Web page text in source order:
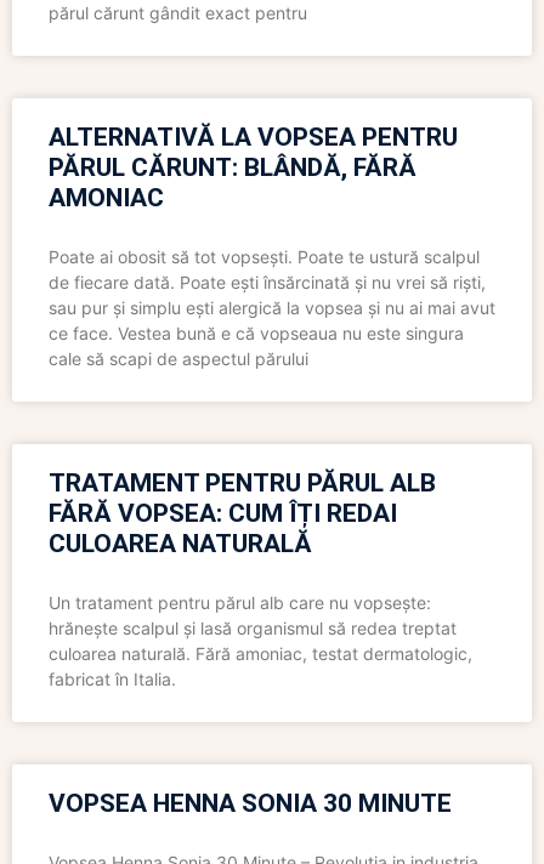
părul cărunt gândit exact pentru
ALTERNATIVĂ LA VOPSEA PENTRU
PĂRUL CĂRUNT: BLÂNDĂ, FĂRĂ
AMONIAC
Poate ai obosit să tot vopsești. Poate te ustură scalpul
de fiecare dată. Poate ești însărcinată și nu vrei să riști,
sau pur și simplu ești alergică la vopsea și nu ai mai avut
ce face. Vestea bună e că vopseaua nu este singura
cale să scapi de aspectul părului
TRATAMENT PENTRU PĂRUL ALB
FĂRĂ VOPSEA: CUM ÎȚI REDAI
CULOAREA NATURALĂ
Un tratament pentru părul alb care nu vopsește:
hrănește scalpul și lasă organismul să redea treptat
culoarea naturală. Fără amoniac, testat dermatologic,
fabricat în Italia.
VOPSEA HENNA SONIA 30 MINUTE